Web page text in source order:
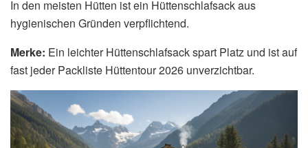
In den meisten Hütten ist ein Hüttenschlafsack aus
hygienischen Gründen verpflichtend.
Merke: Ein leichter Hüttenschlafsack spart Platz und ist auf
fast jeder Packliste Hüttentour 2026 unverzichtbar.